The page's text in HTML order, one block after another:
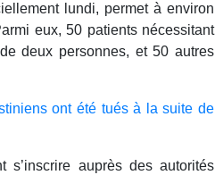
lundi, permet à environ
eux, 50 patients nécessitant
deux personnes, et 50 autres
ont été tués à la suite de
s’inscrire auprès des autorités